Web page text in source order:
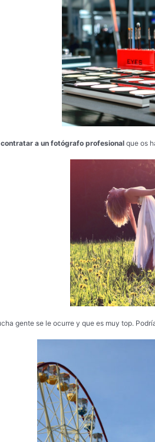
contratar a un fotógrafo profesional que os
gente se le ocurre y que es muy top.